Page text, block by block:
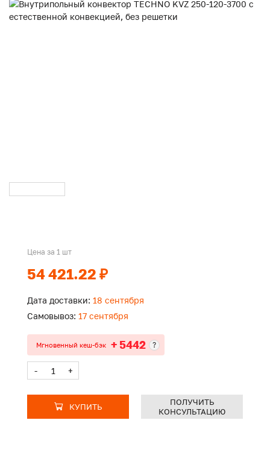
Цена за 1 шт
54 421.22 ₽
Дата доставки: 18 сентября
Самовывоз: 17 сентября
Мгновенный кеш-бэк + 5442 ?
- +
КУПИТЬ
ПОЛУЧИТЬ
КОНСУЛЬТАЦИЮ